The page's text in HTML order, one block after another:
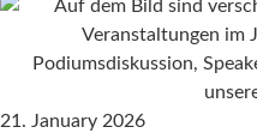
21. January 2026